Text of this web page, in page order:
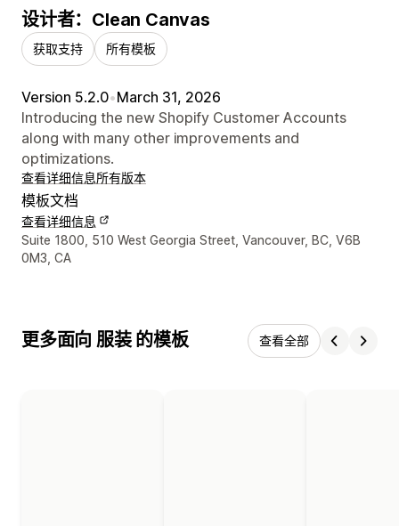
设计者：Clean Canvas
获取支持 所有模板
Version 5.2.0•March 31, 2026
Introducing the new Shopify Customer Accounts
along with many other improvements and
optimizations.
查看详细信息所有版本
模板文档
查看详细信息
设计师联系方式
Suite 1800, 510 West Georgia Street, Vancouver, BC, V6B
0M3, CA
更多面向 服装 的模板 查看全部